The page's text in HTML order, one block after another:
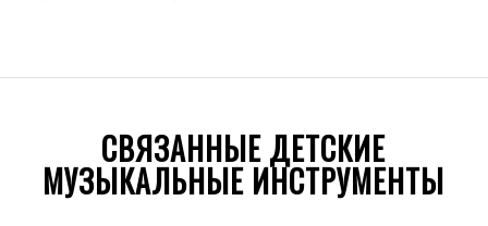
СВЯЗАННЫЕ ДЕТСКИЕ
МУЗЫКАЛЬНЫЕ ИНСТРУМЕНТЫ